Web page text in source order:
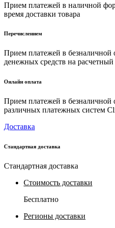
Прием платежей в наличной
время доставки товара
Перечислением
Прием платежей в безналичной
денежных средств на расчетный
Онлайн оплата
Прием платежей в безналичной
различных платежных систем
Доставка
Стандартная доставка
Стандартная доставка
Стоимость доставки
Бесплатно
Регионы доставки